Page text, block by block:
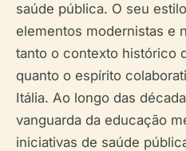
saúde pública. O seu
elementos modernistas e
tanto o contexto histórico
quanto o espírito
Itália. Ao longo das
vanguarda da educação
iniciativas de saúde